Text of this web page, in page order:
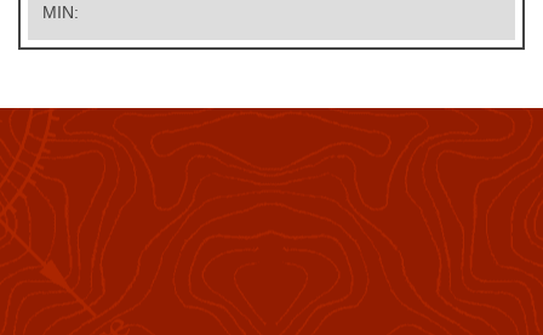
MIN: